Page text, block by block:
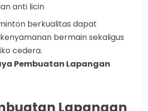
anti licin
berkualitas dapat
bermain sekaligus
cedera.
Pembuatan Lapangan